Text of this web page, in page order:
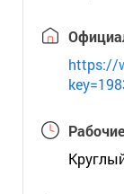
https://